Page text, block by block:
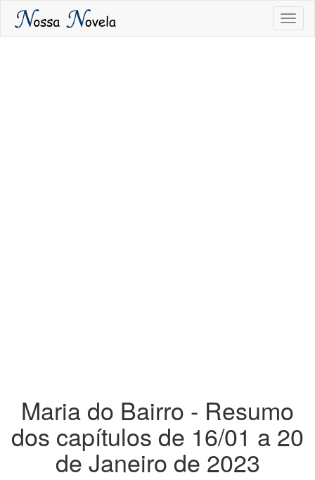
Maria do Bairro - Resumo
dos capítulos de 16/01 a 20
de Janeiro de 2023